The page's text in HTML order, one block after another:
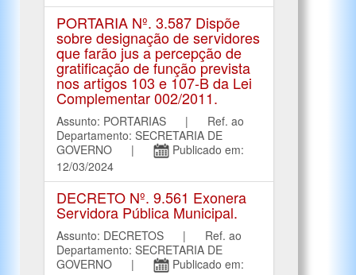
PORTARIA Nº. 3.587 Dispõe
sobre designação de servidores
que farão jus a percepção de
gratificação de função prevista
nos artigos 103 e 107-B da Lei
Complementar 002/2011.
Assunto: PORTARIAS | Ref. ao
Departamento: SECRETARIA DE
GOVERNO |
Publicado em:
12/03/2024
DECRETO Nº. 9.561 Exonera
Servidora Pública Municipal.
Assunto: DECRETOS | Ref. ao
Departamento: SECRETARIA DE
GOVERNO |
Publicado em: